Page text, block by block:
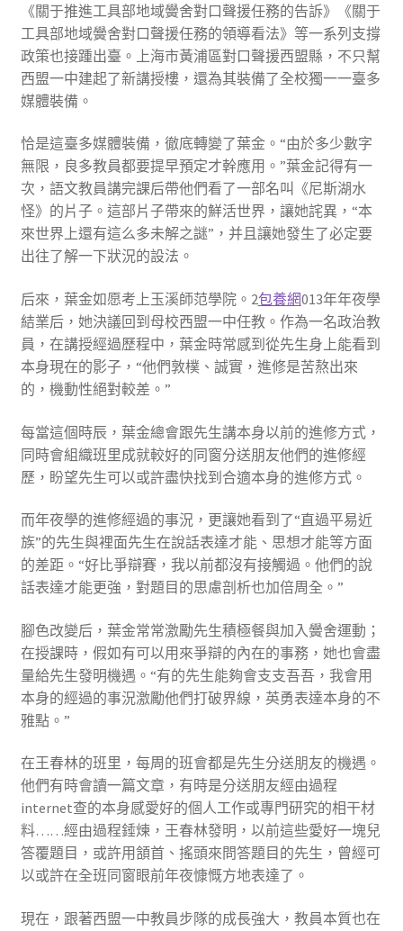
《關于推進工具部地域黌舍對口聲援任務的告訴》《關于
工具部地域黌舍對口聲援任務的領導看法》等一系列支撐
政策也接踵出臺。上海市黃浦區對口聲援西盟縣，不只幫
西盟一中建起了新講授樓，還為其裝備了全校獨一一臺多
媒體裝備。
恰是這臺多媒體裝備，徹底轉變了葉金。“由於多少數字
無限，良多教員都要提早預定才幹應用。”葉金記得有一
次，語文教員講完課后帶他們看了一部名叫《尼斯湖水
怪》的片子。這部片子帶來的鮮活世界，讓她詫異，“本
來世界上還有這么多未解之謎”，并且讓她發生了必定要
出往了解一下狀況的設法。
后來，葉金如愿考上玉溪師范學院。2包養網013年年夜學
結業后，她決議回到母校西盟一中任教。作為一名政治教
員，在講授經過歷程中，葉金時常感到從先生身上能看到
本身現在的影子，“他們敦樸、誠實，進修是苦熬出來
的，機動性絕對較差。”
每當這個時辰，葉金總會跟先生講本身以前的進修方式，
同時會組織班里成就較好的同窗分送朋友他們的進修經
歷，盼望先生可以或許盡快找到合適本身的進修方式。
而年夜學的進修經過的事況，更讓她看到了“直過平易近
族”的先生與裡面先生在說話表達才能、思想才能等方面
的差距。“好比爭辯賽，我以前都沒有接觸過。他們的說
話表達才能更強，對題目的思慮剖析也加倍周全。”
腳色改變后，葉金常常激勵先生積極餐與加入黌舍運動；
在授課時，假如有可以用來爭辯的內在的事務，她也會盡
量給先生發明機遇。“有的先生能夠會支支吾吾，我會用
本身的經過的事況激勵他們打破界線，英勇表達本身的不
雅點。”
在王春林的班里，每周的班會都是先生分送朋友的機遇。
他們有時會讀一篇文章，有時是分送朋友經由過程
internet查的本身感愛好的個人工作或專門研究的相干材
料……經由過程錘煉，王春林發明，以前這些愛好一塊兒
答覆題目，或許用頷首、搖頭來問答題目的先生，曾經可
以或許在全班同窗眼前年夜慷慨方地表達了。
現在，跟著西盟一中教員步隊的成長強大，教員本質也在